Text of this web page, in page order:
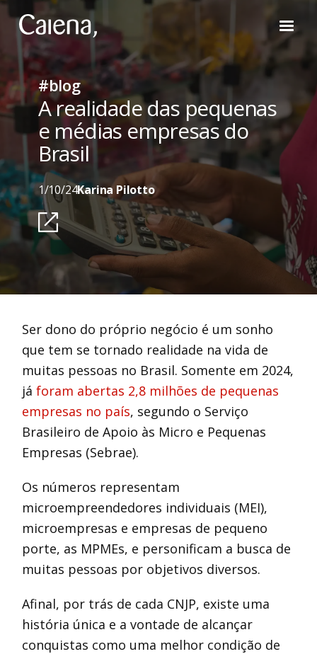
#blog
A realidade das pequenas
e médias empresas do
Brasil
1/10/24Karina Pilotto
Ser dono do próprio negócio é um sonho
que tem se tornado realidade na vida de
muitas pessoas no Brasil. Somente em 2024,
jáforam abertas 2,8 milhões de pequenas
empresas no país, segundo o Serviço
Brasileiro de Apoio às Micro e Pequenas
Empresas (Sebrae).
Os números representam
microempreendedores individuais (MEI),
microempresas e empresas de pequeno
porte, as MPMEs, e personificam a busca de
muitas pessoas por objetivos diversos.
Afinal, por trás de cada CNJP, existe uma
história única e a vontade de alcançar
conquistas como uma melhor condição de